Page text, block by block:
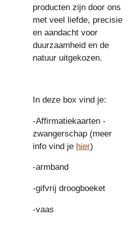
producten zijn door ons
met veel liefde, precisie
en aandacht voor
duurzaamheid en de
natuur uitgekozen.
In deze box vind je:
-Affirmatiekaarten -
zwangerschap (meer
info vind je hier)
-armband
-gifvrij droogboeket
-vaas